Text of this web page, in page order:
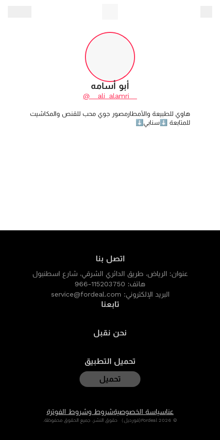
أبو أسامه
@__ali_alamri__
للمتابعة ⬇️سنابي⬇️
اتصل بنا
عنوان: الرياض، طريق الدائري الشرقي، شارع اسطنبول
هاتف: 966-115203750
البريد الإلكتروني: service@fordeal.com
تابعنا
نحن نقبل
تحميل التطبيق
تحميل
عناسياسة الخصوصيةشروط وشروط الفوترة
© 2026 Fordeal(فورديل） حقوق النشر، جميع الحقوق محفوظة.